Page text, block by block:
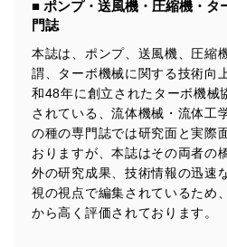
みを確実にするため、従業者等
ます。また、目的外利用を行わ
措置を講じます。
法令遵守
当社は、個人情報に関連する法
その他の規範を遵守します。ま
に、これらの法令及びその他の
す。
個人情報の安全管理措置
■ ポンプ・送風機・圧縮機・タ
門誌
本誌は、ポンプ、送風機、圧縮
謂、ターボ機械に関する技術向
和48年に創立されたターボ機械
されている、流体機械・流体工
の種の専門誌では研究面と実際
おりますが、本誌はその両者の
外の研究成果、技術情報の迅速
視の視点で編集されているため
から高く評価されております。